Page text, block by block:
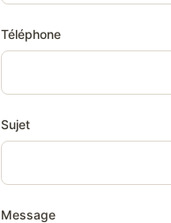
Téléphone
Sujet
Message